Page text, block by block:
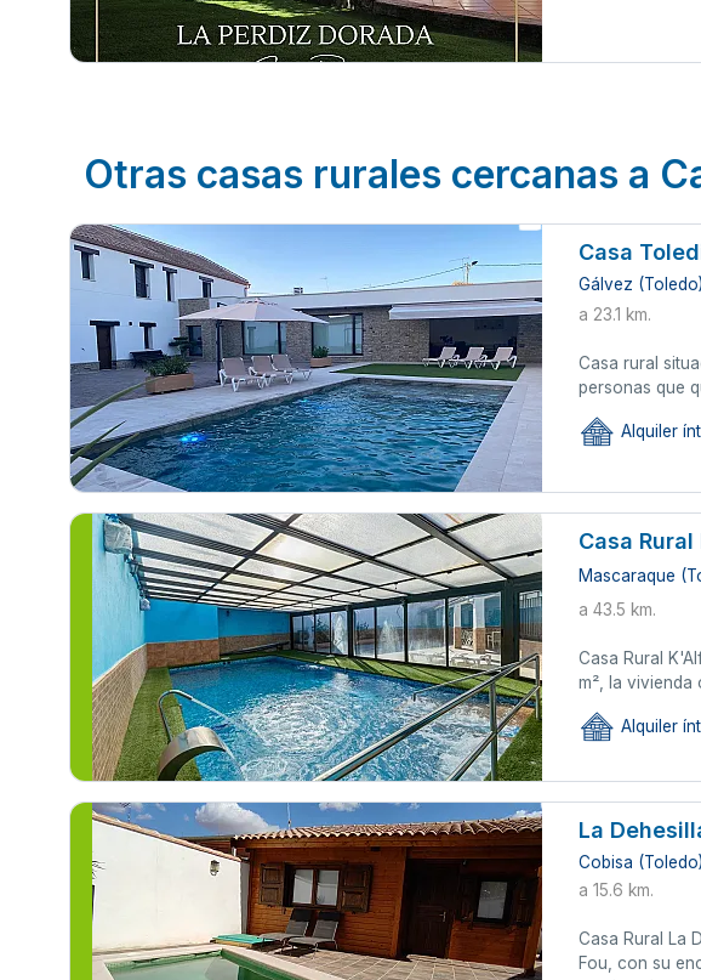
Otras casas rurales cercanas a
Casa
Gálvez
a 23.1 km.
Casa rural
personas que
Alquiler
Casa
Mascaraque
a 43.5 km.
Casa Rural
m², la vivienda
Alquiler
La
Cobisa (Toledo)
a 15.6 km.
Casa Rural La
Fou, con su